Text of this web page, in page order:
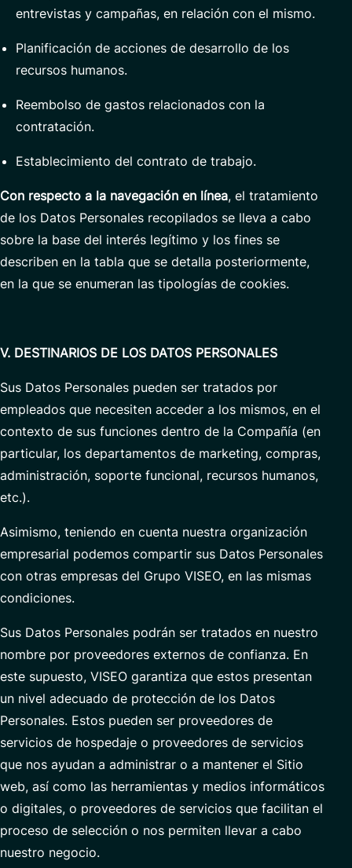
entrevistas y campañas, en relación con el mismo.
Planificación de acciones de desarrollo de los
recursos humanos.
Reembolso de gastos relacionados con la
contratación.
Establecimiento del contrato de trabajo.
Con respecto a la navegación en línea, el tratamiento
de los Datos Personales recopilados se lleva a cabo
sobre la base del interés legítimo y los fines se
describen en la tabla que se detalla posteriormente,
en la que se enumeran las tipologías de cookies.
V. DESTINARIOS DE LOS DATOS PERSONALES
Sus Datos Personales pueden ser tratados por
empleados que necesiten acceder a los mismos, en el
contexto de sus funciones dentro de la Compañía (en
particular, los departamentos de marketing, compras,
administración, soporte funcional, recursos humanos,
etc.).
Asimismo, teniendo en cuenta nuestra organización
empresarial podemos compartir sus Datos Personales
con otras empresas del Grupo VISEO, en las mismas
condiciones.
Sus Datos Personales podrán ser tratados en nuestro
nombre por proveedores externos de confianza. En
este supuesto, VISEO garantiza que estos presentan
un nivel adecuado de protección de los Datos
Personales. Estos pueden ser proveedores de
servicios de hospedaje o proveedores de servicios
que nos ayudan a administrar o a mantener el Sitio
web, así como las herramientas y medios informáticos
o digitales, o proveedores de servicios que facilitan el
proceso de selección o nos permiten llevar a cabo
nuestro negocio.